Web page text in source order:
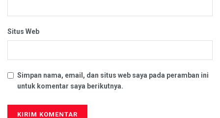
Situs Web
Simpan nama, email, dan situs web saya pada peramban ini
untuk komentar saya berikutnya.